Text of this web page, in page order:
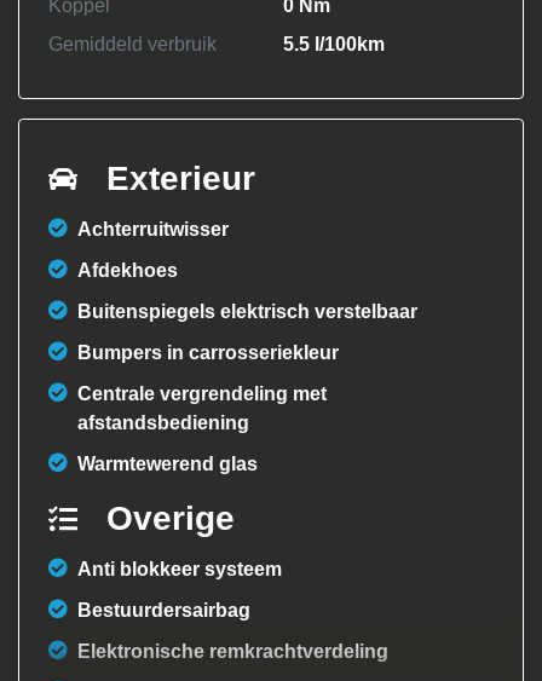
Koppel
0 Nm
Gemiddeld verbruik
5.5 l/100km
Exterieur
Achterruitwisser
Afdekhoes
Buitenspiegels elektrisch verstelbaar
Bumpers in carrosseriekleur
Centrale vergrendeling met
afstandsbediening
Warmtewerend glas
Overige
Anti blokkeer systeem
Bestuurdersairbag
Elektronische remkrachtverdeling